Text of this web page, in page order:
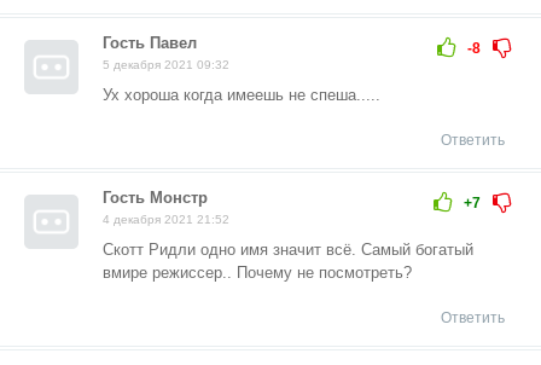
-8
Гость Павел
5 декабря 2021 09:32
Ух хороша когда имеешь не спеша.....
Ответить
+7
Гость Монстр
4 декабря 2021 21:52
Скотт Ридли одно имя значит всё. Самый богатый
вмире режиссер.. Почему не посмотреть?
Ответить